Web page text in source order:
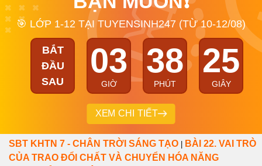
🎯 LỚP 1-12 TẠI TUYENSINH247 (TỪ 10-12/08)
BẮT
ĐẦU
SAU
03
GIỜ
38
PHÚT
25
GIÂY
XEM CHI TIẾT
SBT KHTN 7 - CHÂN TRỜI SÁNG TẠO
BÀI 22. VAI TRÒ
CỦA TRAO ĐỔI CHẤT VÀ CHUYỂN HÓA NĂNG